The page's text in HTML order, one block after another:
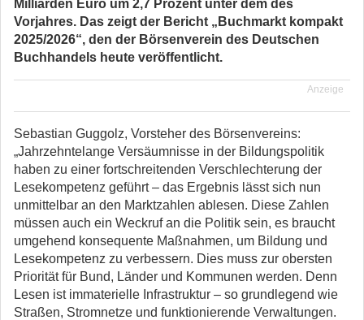
Milliarden Euro um 2,7 Prozent unter dem des
Vorjahres. Das zeigt der Bericht „Buchmarkt kompakt
2025/2026“, den der Börsenverein des Deutschen
Buchhandels heute veröffentlicht.
Anzeige
Sebastian Guggolz, Vorsteher des Börsenvereins:
„Jahrzehntelange Versäumnisse in der Bildungspolitik
haben zu einer fortschreitenden Verschlechterung der
Lesekompetenz geführt – das Ergebnis lässt sich nun
unmittelbar an den Marktzahlen ablesen. Diese Zahlen
müssen auch ein Weckruf an die Politik sein, es braucht
umgehend konsequente Maßnahmen, um Bildung und
Lesekompetenz zu verbessern. Dies muss zur obersten
Priorität für Bund, Länder und Kommunen werden. Denn
Lesen ist immaterielle Infrastruktur – so grundlegend wie
Straßen, Stromnetze und funktionierende Verwaltungen.